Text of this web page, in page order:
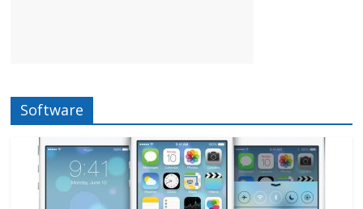
Software